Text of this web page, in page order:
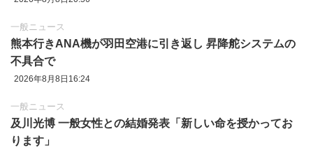
一般ニュース
熊本行きANA機が羽田空港に引き返し 昇降舵システムの
不具合で
2026年8月8日16:24
一般ニュース
及川光博 一般女性との結婚発表「新しい命を授かってお
ります」